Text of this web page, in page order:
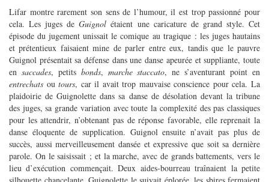
Lifar montre rarement son sens de l’humour, il est trop passionné pour
cela. Les juges deGuignol étaient une caricature de grand style. Cet
épisode du jugement unissait le comique au tragique : les juges hautains
et prétentieux faisaient mine de parler entre eux, tandis que le pauvre
Guignol présentait sa défense dans une danse apeurée et suppliante, toute
en saccades, petits bonds, marche staccato, ne s’aventurant point en
entrechats outours, car il avait trop mauvaise conscience pour cela. La
plaidoirie de Guignolette dans sa danse de désolation devant la tribune
des juges, sa grande variation avec toute la complexité des pas classiques
pour les attendrir, n’obtenant pas de réponse favorable, elle reprenait la
danse éloquente de supplication. Guignol ensuite n’avait pas plus de
succès, aussi merveilleusement dansée et expressive que soit sa dernière
parole. On le saisissait ; et la marche, avec de grands battements, vers le
lieu d’exécution commençait. Deux aides-bourreau traînaient la petite